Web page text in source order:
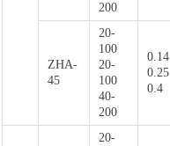
200
ZHA-
45
20-
100
20-
100
40-
200
0.14
0.25
0.4
20-